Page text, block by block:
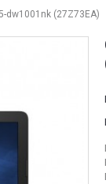
dw1001nk (27Z73EA)